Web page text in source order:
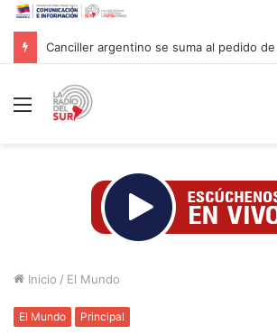
Menú
Inicio / El Mundo
El Mundo Principal